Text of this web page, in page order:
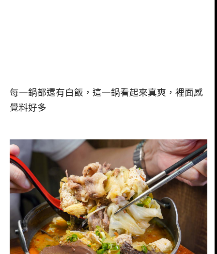
每一鍋都還有白飯，這一鍋看起來真爽，裡面感
覺料好多